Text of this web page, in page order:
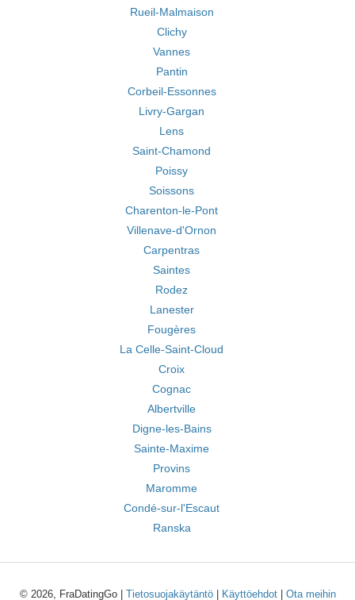
Rueil-Malmaison
Clichy
Vannes
Pantin
Corbeil-Essonnes
Livry-Gargan
Lens
Saint-Chamond
Poissy
Soissons
Charenton-le-Pont
Villenave-d'Ornon
Carpentras
Saintes
Rodez
Lanester
Fougères
La Celle-Saint-Cloud
Croix
Cognac
Albertville
Digne-les-Bains
Sainte-Maxime
Provins
Maromme
Condé-sur-l'Escaut
Ranska
© 2026, FraDatingGo | Tietosuojakäytäntö| Käyttöehdot| Ota meihin